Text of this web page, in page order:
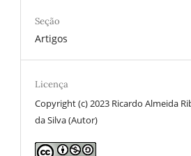
Seção
Artigos
Licença
Copyright (c) 2023 Ricardo Almeida
da Silva (Autor)